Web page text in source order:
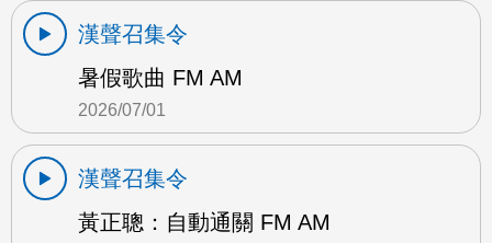
漢聲召集令
暑假歌曲 FM AM
2026/07/01
漢聲召集令
黃正聰：自動通關 FM AM